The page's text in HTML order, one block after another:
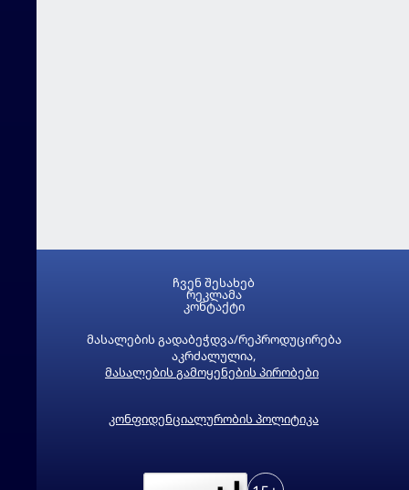
მასალების გადაბეჭდვა/რეპროდუცირება
აკრძალულია,
მასალების გამოყენების პირობები
კონფიდენციალურობის პოლიტიკა
ჩვენ შესახებ
რეკლამა
კონტაქტი